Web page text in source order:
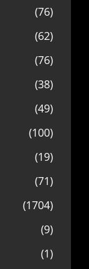
(76)
(62)
(76)
(38)
(49)
(100)
(19)
(71)
(1704)
(9)
(1)